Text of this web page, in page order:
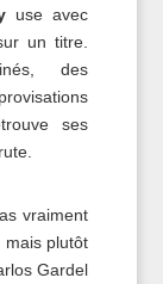
use avec
un titre.
des
ses
vraiment
mais plutôt
Gardel